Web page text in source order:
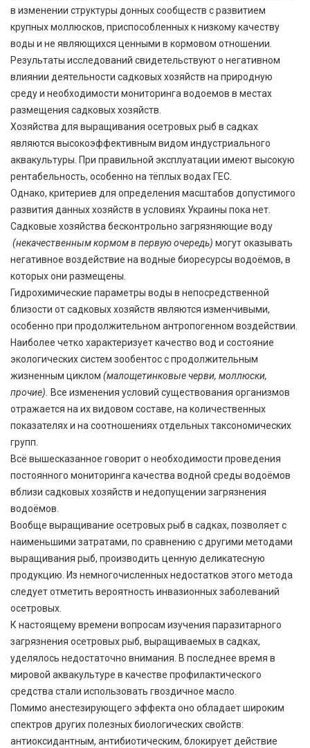
в изменении структуры донных сообществ с развитием
крупных моллюсков, приспособленных к низкому качеству
воды и не являющихся ценными в кормовом отношении.
Результаты исследований свидетельствуют о негативном
влиянии деятельности садковых хозяйств на природную
среду и необходимости мониторинга водоемов в местах
размещения садковых хозяйств.
Хозяйства для выращивания осетровых рыб в садках
являются высокоэффективным видом индустриального
аквакультуры. При правильной эксплуатации имеют высокую
рентабельность, особенно на тёплых водах ГЕС.
Однако, критериев для определения масштабов допустимого
развития данных хозяйств в условиях Украины пока нет.
Садковые хозяйства бесконтрольно загрязняющие воду
(некачественным кормом в первую очередь) могут оказывать
негативное воздействие на водные биоресурсы водоёмов, в
которых они размещены.
Гидрохимические параметры воды в непосредственной
близости от садковых хозяйств являются изменчивыми,
особенно при продолжительном антропогенном воздействии.
Наиболее четко характеризует качество вод и состояние
экологических систем зообентос с продолжительным
жизненным циклом (малощетинковые черви, моллюски,
прочие). Все изменения условий существования организмов
отражается на их видовом составе, на количественных
показателях и на соотношениях отдельных таксономических
групп.
Всё вышесказанное говорит о необходимости проведения
постоянного мониторинга качества водной среды водоёмов
вблизи садковых хозяйств и недопущении загрязнения
водоёмов.
Вообще выращивание осетровых рыб в садках, позволяет с
наименьшими затратами, по сравнению с другими методами
выращивания рыб, производить ценную деликатесную
продукцию. Из немногочисленных недостатков этого метода
следует отметить вероятность инвазионных заболеваний
осетровых.
К настоящему времени вопросам изучения паразитарного
загрязнения осетровых рыб, выращиваемых в садках,
уделялось недостаточно внимания. В последнее время в
мировой аквакультуре в качестве профилактического
средства стали использовать гвоздичное масло.
Помимо анестезирующего эффекта оно обладает широким
спектров других полезных биологических свойств:
антиоксидантным, антибиотическим, блокирует действие